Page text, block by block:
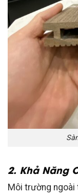
2. Khả Năng
Môi trường ngoài